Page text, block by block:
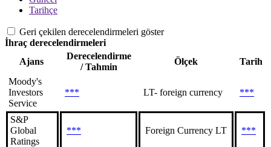
Tarihçe
Geri çekilen derecelendirmeleri göster
İhraç derecelendirmeleri
Ajans
Derecelendirme
/ Tahmin
Ölçek
Tarih
Moody's
Investors
Service
*** LT- foreign currency ***
S&P
Global
Ratings
*** Foreign Currency LT ***